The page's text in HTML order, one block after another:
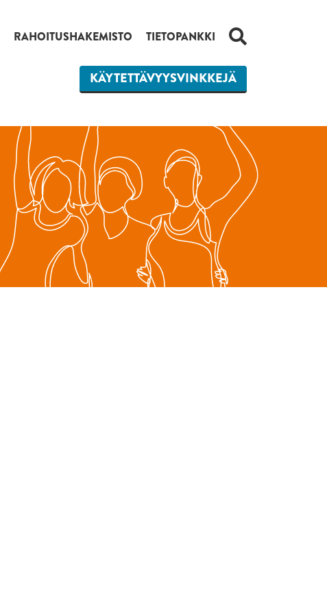
RAHOITUSHAKEMISTO TIETOPANKKI HAKU
KÄYTETTÄVYYSVINKKEJÄ